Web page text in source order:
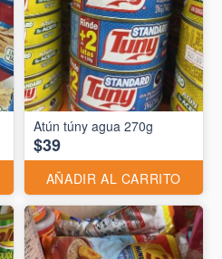
Atún túny agua 270g
$39
AÑADIR AL CARRITO